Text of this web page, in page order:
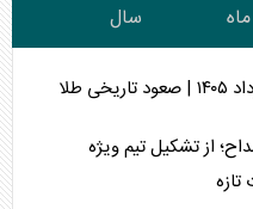
ماه سال
از تشکیل تیم ویژه